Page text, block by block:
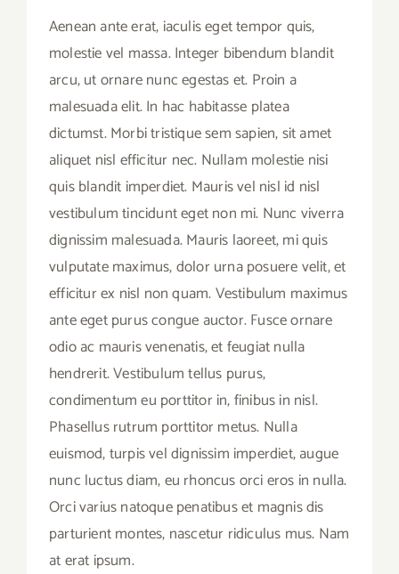
Aenean ante erat, iaculis eget tempor quis,
molestie vel massa. Integer bibendum blandit
arcu, ut ornare nunc egestas et. Proin a
malesuada elit. In hac habitasse platea
dictumst. Morbi tristique sem sapien, sit amet
aliquet nisl efficitur nec. Nullam molestie nisi
quis blandit imperdiet. Mauris vel nisl id nisl
vestibulum tincidunt eget non mi. Nunc viverra
dignissim malesuada. Mauris laoreet, mi quis
vulputate maximus, dolor urna posuere velit, et
efficitur ex nisl non quam. Vestibulum maximus
ante eget purus congue auctor. Fusce ornare
odio ac mauris venenatis, et feugiat nulla
hendrerit. Vestibulum tellus purus,
condimentum eu porttitor in, finibus in nisl.
Phasellus rutrum porttitor metus. Nulla
euismod, turpis vel dignissim imperdiet, augue
nunc luctus diam, eu rhoncus orci eros in nulla.
Orci varius natoque penatibus et magnis dis
parturient montes, nascetur ridiculus mus. Nam
at erat ipsum.